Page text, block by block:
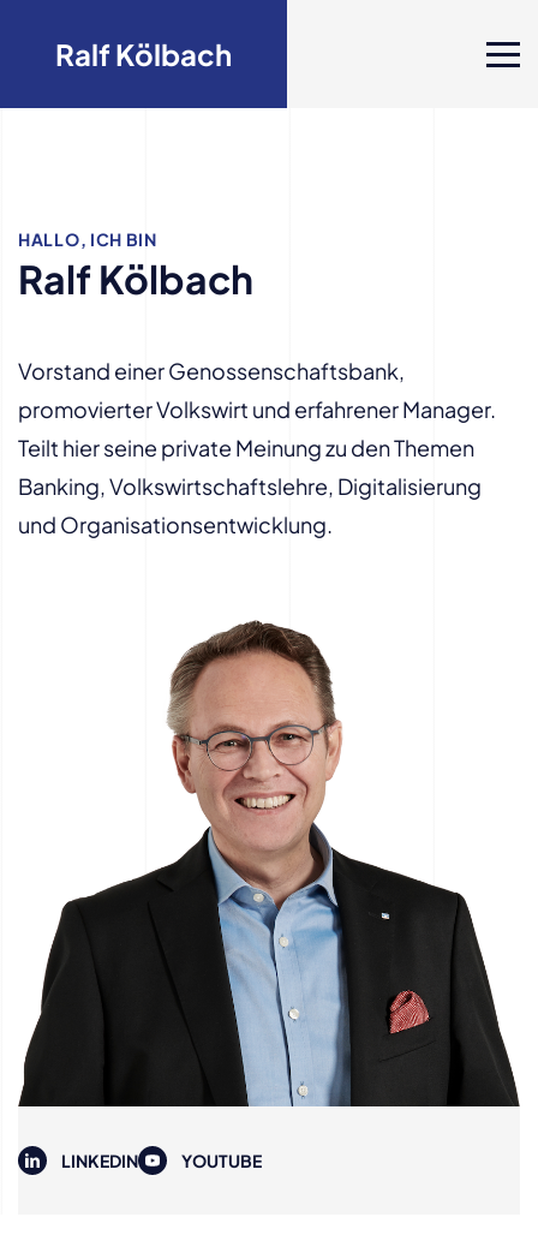
Ralf Kölbach
HALLO, ICH BIN
Ralf Kölbach
Vorstand einer Genossenschaftsbank,
promovierter Volkswirt und erfahrener Manager.
Teilt hier seine private Meinung zu den Themen
Banking, Volkswirtschaftslehre, Digitalisierung
und Organisationsentwicklung.
LINKEDIN YOUTUBE